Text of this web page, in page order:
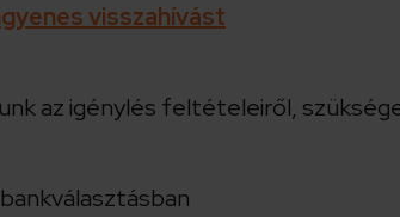
visszahívást
az igénylés feltételeiről,